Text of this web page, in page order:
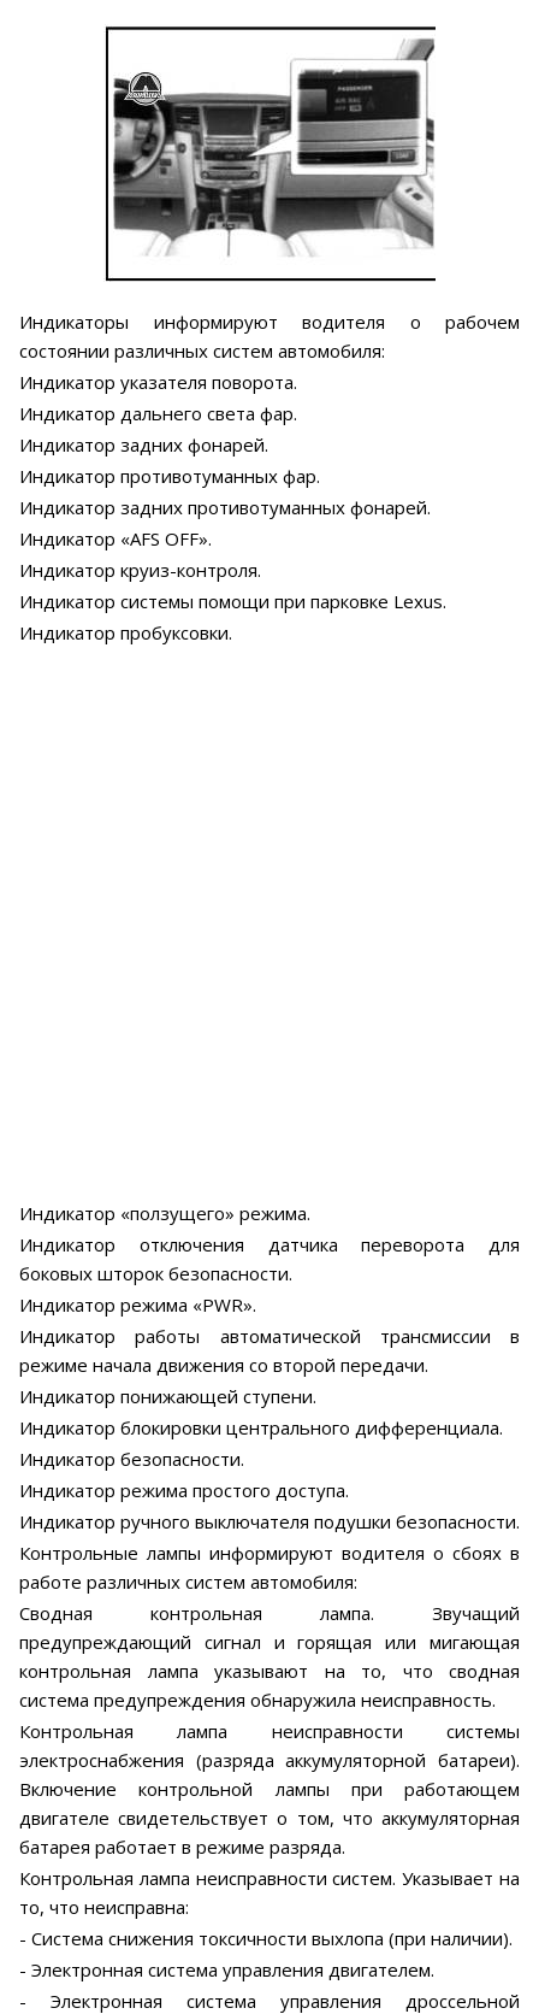
Индикаторы информируют водителя о рабочем
состоянии различных систем автомобиля:
Индикатор указателя поворота.
Индикатор дальнего света фар.
Индикатор задних фонарей.
Индикатор противотуманных фар.
Индикатор задних противотуманных фонарей.
Индикатор «AFS OFF».
Индикатор круиз-контроля.
Индикатор системы помощи при парковке Lexus.
Индикатор пробуксовки.
Индикатор «ползущего» режима.
Индикатор отключения датчика переворота для
боковых шторок безопасности.
Индикатор режима «PWR».
Индикатор работы автоматической трансмиссии в
режиме начала движения со второй передачи.
Индикатор понижающей ступени.
Индикатор блокировки центрального дифференциала.
Индикатор безопасности.
Индикатор режима простого доступа.
Индикатор ручного выключателя подушки безопасности.
Контрольные лампы информируют водителя о сбоях в
работе различных систем автомобиля:
Сводная контрольная лампа. Звучащий
предупреждающий сигнал и горящая или мигающая
контрольная лампа указывают на то, что сводная
система предупреждения обнаружила неисправность.
Контрольная лампа неисправности системы
электроснабжения (разряда аккумуляторной батареи).
Включение контрольной лампы при работающем
двигателе свидетельствует о том, что аккумуляторная
батарея работает в режиме разряда.
Контрольная лампа неисправности систем. Указывает на
то, что неисправна:
- Система снижения токсичности выхлопа (при наличии).
- Электронная система управления двигателем.
- Электронная система управления дроссельной